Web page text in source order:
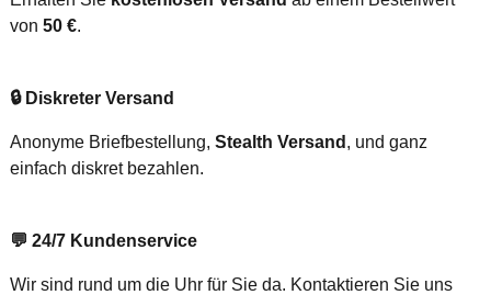
von 50 €.
🔒 Diskreter Versand
Anonyme Briefbestellung, Stealth Versand , und ganz
einfach diskret bezahlen.
💬 24/7 Kundenservice
Wir sind rund um die Uhr für Sie da. Kontaktieren Sie uns